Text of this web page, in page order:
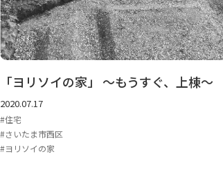
「ヨリソイの家」 ～もうすぐ、上棟～
2020.07.17
住宅
さいたま市西区
ヨリソイの家